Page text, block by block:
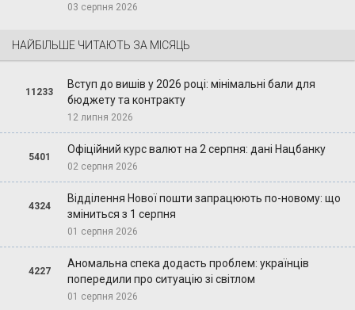
03 серпня 2026
НАЙБІЛЬШЕ ЧИТАЮТЬ ЗА МІСЯЦЬ
11233
Вступ до вишів у 2026 році: мінімальні бали для
бюджету та контракту
12 липня 2026
5401
Офіційний курс валют на 2 серпня: дані Нацбанку
02 серпня 2026
4324
Відділення Нової пошти запрацюють по-новому: що
зміниться з 1 серпня
01 серпня 2026
4227
Аномальна спека додасть проблем: українців
попередили про ситуацію зі світлом
01 серпня 2026